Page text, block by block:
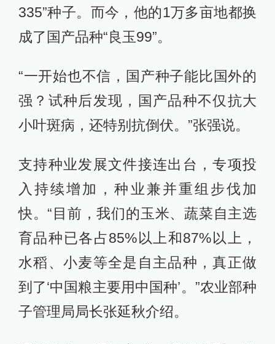
335”种子。而今，他的1万多亩地都换
成了国产品种“良玉99”。
“一开始也不信，国产种子能比国外的
强？试种后发现，国产品种不仅抗大
小叶斑病，还特别抗倒伏。”张强说。
支持种业发展文件接连出台，专项投
入持续增加，种业兼并重组步伐加
快。“目前，我们的玉米、蔬菜自主选
育品种已各占85%以上和87%以上，
水稻、小麦等全是自主品种，真正做
到了‘中国粮主要用中国种’。”农业部种
子管理局局长张延秋介绍。